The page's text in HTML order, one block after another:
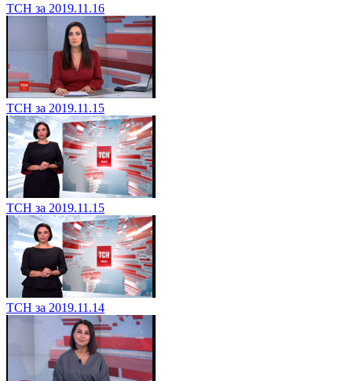
ТСН за 2019.11.16
ТСН за 2019.11.15
ТСН за 2019.11.15
ТСН за 2019.11.14